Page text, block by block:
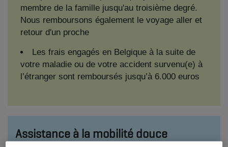
membre de la famille jusqu'au troisième degré.
Nous remboursons également le voyage aller et
retour d'un proche
Les frais engagés en Belgique à la suite de
votre maladie ou de votre accident survenu(e) à
l’étranger sont remboursés jusqu’à 6.000 euros
Assistance à la mobilité douce